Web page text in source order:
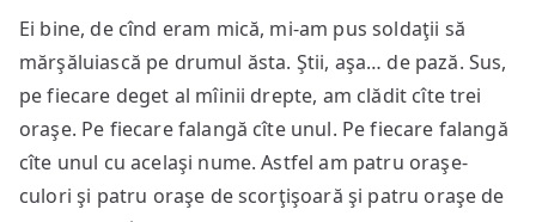
Ei bine, de cînd eram mică, mi-am pus soldaţii să
mărşăluiască pe drumul ăsta. Ştii, aşa… de pază. Sus,
pe fiecare deget al mîinii drepte, am clădit cîte trei
oraşe. Pe fiecare falangă cîte unul. Pe fiecare falangă
cîte unul cu acelaşi nume. Astfel am patru oraşe-
culori şi patru oraşe de scorţişoară şi patru oraşe de